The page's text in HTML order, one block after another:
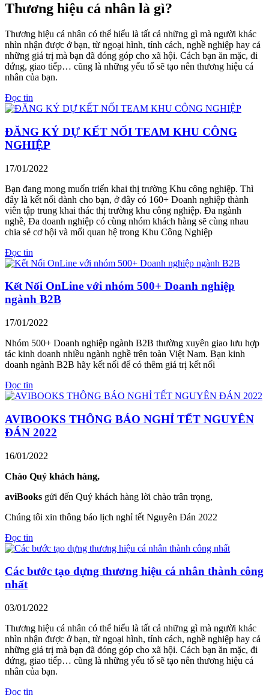
Thương hiệu cá nhân là gì?
Thương hiệu cá nhân có thể hiểu là tất cả những gì mà người khác
nhìn nhận được ở bạn, từ ngoại hình, tính cách, nghề nghiệp hay cả
những giá trị mà bạn đã đóng góp cho xã hội. Cách bạn ăn mặc, đi
đứng, giao tiếp… cũng là những yếu tố sẽ tạo nên thương hiệu cá
nhân của bạn.
Đọc tin
ĐĂNG KÝ DỰ KẾT NỐI TEAM KHU CÔNG
NGHIỆP
17/01/2022
Bạn đang mong muốn triển khai thị trường Khu công nghiệp. Thì
đây là kết nối dành cho bạn, ở đây có 160+ Doanh nghiệp thành
viên tập trung khai thác thị trường khu công nghiệp. Đa ngành
nghề, Đa doanh nghiệp có cùng nhóm khách hàng sẽ cùng nhau
chia sẻ cơ hội và mối quan hệ trong Khu Công Nghiệp
Đọc tin
Kết Nối OnLine với nhóm 500+ Doanh nghiệp
ngành B2B
17/01/2022
Nhóm 500+ Doanh nghiệp ngành B2B thường xuyên giao lưu hợp
tác kinh doanh nhiều ngành nghề trên toàn Việt Nam. Bạn kinh
doanh ngành B2B hãy kết nối để có thêm giá trị kết nối
Đọc tin
AVIBOOKS THÔNG BÁO NGHỈ TẾT NGUYÊN
ĐÁN 2022
16/01/2022
Chào Quý khách hàng,
aviBooks gửi đến Quý khách hàng lời chào trân trọng,
Chúng tôi xin thông báo lịch nghỉ tết Nguyên Đán 2022
Đọc tin
Các bước tạo dựng thương hiệu cá nhân thành công
nhất
03/01/2022
Thương hiệu cá nhân có thể hiểu là tất cả những gì mà người khác
nhìn nhận được ở bạn, từ ngoại hình, tính cách, nghề nghiệp hay cả
những giá trị mà bạn đã đóng góp cho xã hội. Cách bạn ăn mặc, đi
đứng, giao tiếp… cũng là những yếu tố sẽ tạo nên thương hiệu cá
nhân của bạn.
Đọc tin